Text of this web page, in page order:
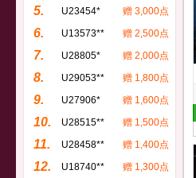
5. U23454* 赠 3,000点
6. U13573** 赠 2,500点
7. U28805* 赠 2,000点
8. U29053** 赠 1,800点
9. U27906* 赠 1,600点
10. U28515** 赠 1,500点
11. U28458** 赠 1,400点
12. U18740** 赠 1,300点